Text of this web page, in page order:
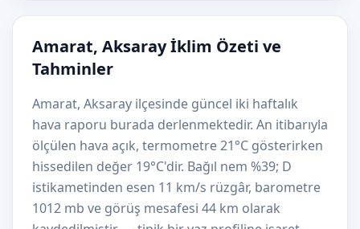
Amarat, Aksaray İklim Özeti ve
Tahminler
Amarat, Aksaray ilçesinde güncel iki haftalık
hava raporu burada derlenmektedir. An itibarıyla
ölçülen hava açık, termometre 21°C gösterirken
hissedilen değer 19°C'dir. Bağıl nem %39; D
istikametinden esen 11 km/s rüzgâr, barometre
1012 mb ve görüş mesafesi 44 km olarak